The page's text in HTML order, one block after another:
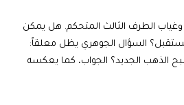
وغياب الطرف الثالث المتحكم. هل يمكن
السؤال الجوهري يظل معلقاً:
الذهب الجديد؟ الجواب، كما يعكسه